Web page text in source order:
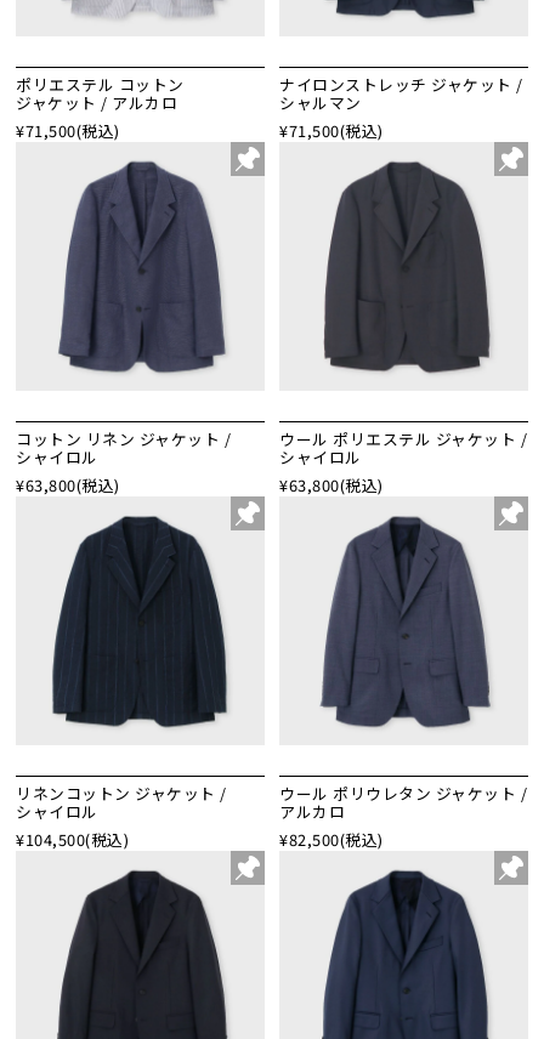
ポリエステル コットン
ジャケット / アルカロ
¥71,500(税込)
ナイロンストレッチ ジャケット /
シャルマン
¥71,500(税込)
コットン リネン ジャケット /
シャイロル
¥63,800(税込)
ウール ポリエステル ジャケット /
シャイロル
¥63,800(税込)
リネンコットン ジャケット /
シャイロル
¥104,500(税込)
ウール ポリウレタン ジャケット /
アルカロ
¥82,500(税込)